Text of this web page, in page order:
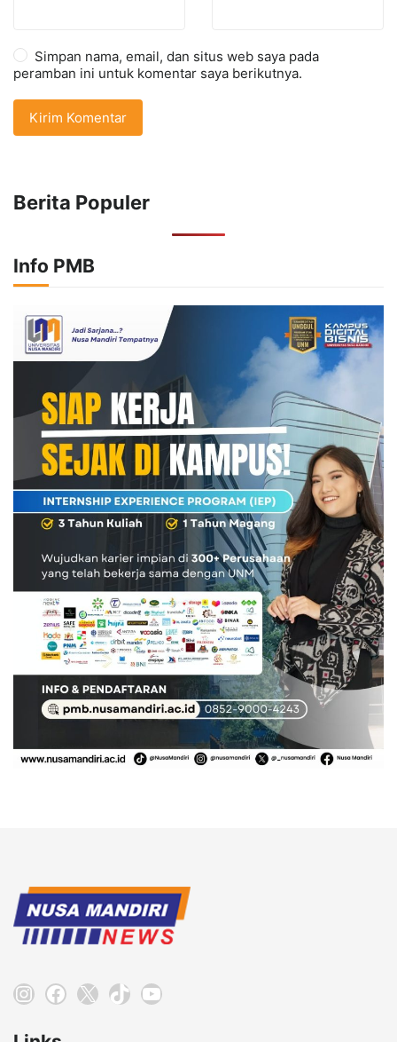
Simpan nama, email, dan situs web saya pada
peramban ini untuk komentar saya berikutnya.
Berita Populer
Info PMB
Instagram
Facebook
X TikTokYouTube